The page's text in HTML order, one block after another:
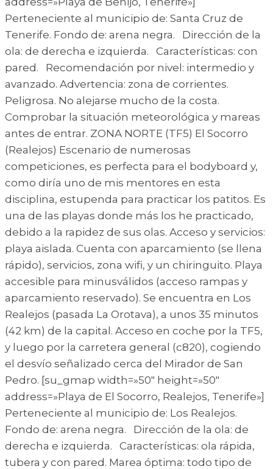
Perteneciente al municipio de: Santa Cruz de
Tenerife. Fondo de: arena negra. Dirección de la
ola: de derecha e izquierda. Características: con
pared. Recomendación por nivel: intermedio y
avanzado. Advertencia: zona de corrientes.
Peligrosa. No alejarse mucho de la costa.
Comprobar la situación meteorológica y mareas
antes de entrar. ZONA NORTE (TF5) El Socorro
(Realejos) Escenario de numerosas
competiciones, es perfecta para el bodyboard y,
como diría uno de mis mentores en esta
disciplina, estupenda para practicar los patitos. Es
una de las playas donde más los he practicado,
debido a la rapidez de sus olas. Acceso y servicios:
playa aislada. Cuenta con aparcamiento (se llena
rápido), servicios, zona wifi, y un chiringuito. Playa
accesible para minusválidos (acceso rampas y
aparcamiento reservado). Se encuentra en Los
Realejos (pasada La Orotava), a unos 35 minutos
(42 km) de la capital. Acceso en coche por la TF5,
y luego por la carretera general (c820), cogiendo
el desvío señalizado cerca del Mirador de San
Pedro. [su_gmap width=»50″ height=»50″
address=»Playa de El Socorro, Realejos, Tenerife»]
Perteneciente al municipio de: Los Realejos.
Fondo de: arena negra. Dirección de la ola: de
derecha e izquierda. Características: ola rápida,
tubera y con pared. Marea óptima: todo tipo de